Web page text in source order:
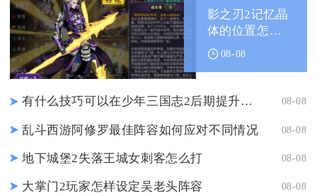
影之刃2记忆晶
体的位置怎么
找到08-08
有什么技巧可以在少年三国志2后期提升战力 08-08
乱斗西游阿修罗最佳阵容如何应对不同情况 08-08
地下城堡2失落王城女刺客怎么打 08-08
大掌门2玩家怎样设定吴老头阵容 08-08